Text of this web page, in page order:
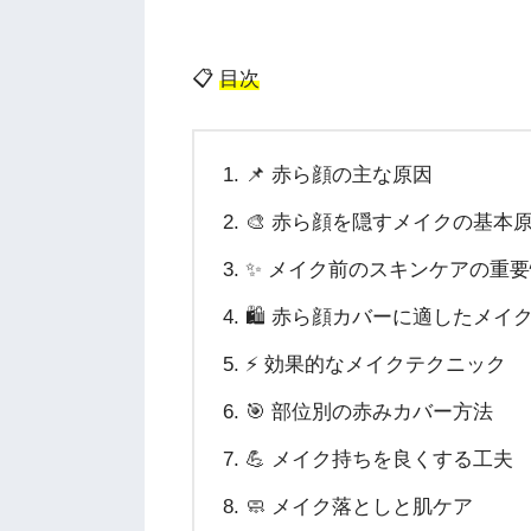
📋 目次
📌 赤ら顔の主な原因
🎨 赤ら顔を隠すメイクの基本
✨ メイク前のスキンケアの重
🛍️ 赤ら顔カバーに適したメイ
⚡ 効果的なメイクテクニック
🎯 部位別の赤みカバー方法
💪 メイク持ちを良くする工夫
🧼 メイク落としと肌ケア